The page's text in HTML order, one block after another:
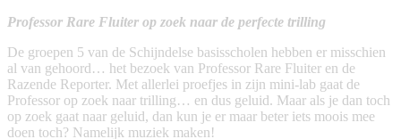
Professor Rare Fluiter op zoek naar de perfecte trilling
De groepen 5 van de Schijndelse basisscholen hebben er misschien
al van gehoord… het bezoek van Professor Rare Fluiter en de
Razende Reporter. Met allerlei proefjes in zijn mini-lab gaat de
Professor op zoek naar trilling… en dus geluid. Maar als je dan toch
op zoek gaat naar geluid, dan kun je er maar beter iets moois mee
doen toch? Namelijk muziek maken!